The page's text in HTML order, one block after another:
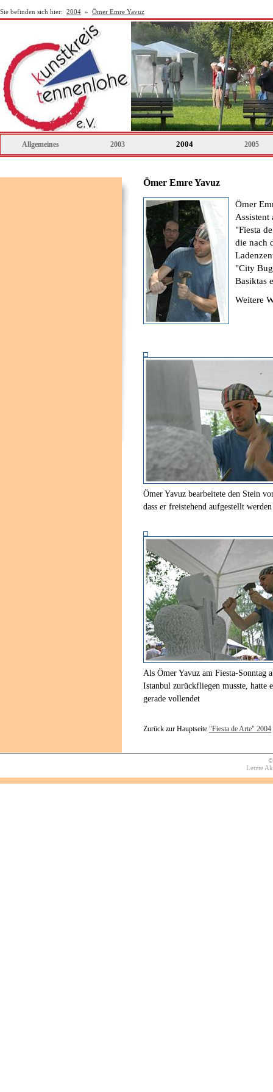
Sie befinden sich hier: 2004 » Ömer Emre Yavuz
Allgemeines 2003 2004 2005
Ömer Emre Yavuz
Ömer
"Fiesta
die nach
"City
Basiktas
Weitere
Ömer Yavuz bearbeitete den Stein
dass er freistehend aufgestellt
Als Ömer Yavuz am Fiesta-Sonntag
Istanbul zurückfliegen musste, hatte
gerade vollendet
Zurück zur Hauptseite "Fiesta de Arte" 2004
©
Letzte